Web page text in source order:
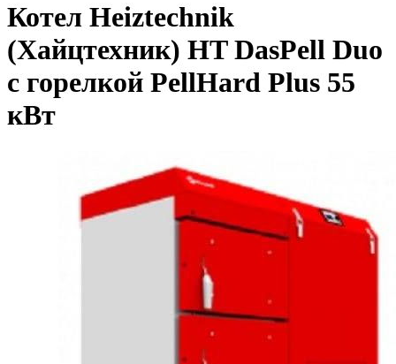
Котел Heiztechnik
(Хайцтехник) HT DasPell Duo
с горелкой PellHard Plus 55
кВт